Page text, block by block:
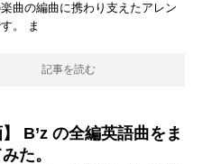
曲の編曲に携わり支えたアレン
。 ま
記事を読む
】 B’z の全編英語曲をま
た。